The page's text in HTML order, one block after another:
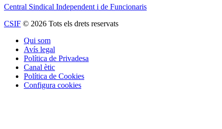
Central Sindical Independent i de Funcionaris
CSIF © 2026 Tots els drets reservats
Qui som
Avís legal
Política de Privadesa
Canal ètic
Política de Cookies
Configura cookies